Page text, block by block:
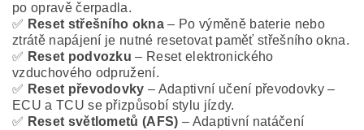
po opravě čerpadla.
✅ Reset střešního okna – Po výměně baterie nebo
ztrátě napájení je nutné resetovat paměť střešního okna.
✅ Reset podvozku – Reset elektronického
vzduchového odpružení.
✅ Reset převodovky – Adaptivní učení převodovky –
ECU a TCU se přizpůsobí stylu jízdy.
✅ Reset světlometů (AFS) – Adaptivní natáčení